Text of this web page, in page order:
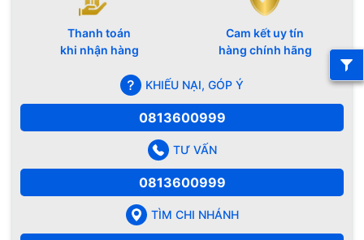
Thanh toán
khi nhận hàng
Cam kết uy tín
hàng chính hãng
KHIẾU NẠI, GÓP Ý
0813600999
TƯ VẤN
0813600999
TÌM CHI NHÁNH